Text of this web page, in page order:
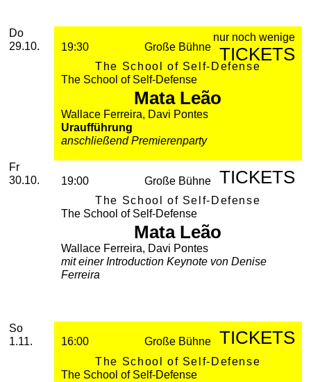
Aufführungen
2026
Oktober
Donnerstag, 29. Oktober 2026
Do
29.10.
19:30
Große Bühne
The School of Self-Defense
The School of Self-Defense
Mata Leão
Wallace Ferreira, Davi Pontes
Uraufführung
anschließend Premierenparty
nur noch wenige
TICKETS
Freitag, 30. Oktober 2026
Fr
30.10.
19:00
Große Bühne
The School of Self-Defense
The School of Self-Defense
Mata Leão
Wallace Ferreira, Davi Pontes
mit einer Introduction Keynote von Denise
Ferreira
TICKETS
November
Sonntag, 01. November 2026
So
1.11.
16:00
Große Bühne
The School of Self-Defense
The School of Self-Defense
TICKETS